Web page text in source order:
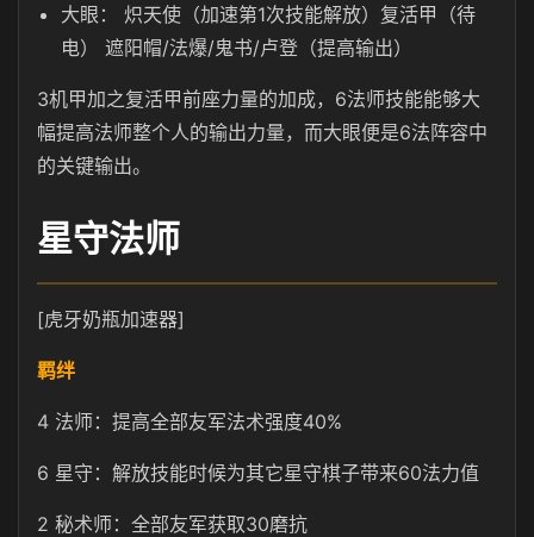
大眼： 炽天使（加速第1次技能解放）复活甲（待
电） 遮阳帽/法爆/鬼书/卢登（提高输出）
3机甲加之复活甲前座力量的加成，6法师技能能够大
幅提高法师整个人的输出力量，而大眼便是6法阵容中
的关键输出。
星守法师
[虎牙奶瓶加速器]
羁绊
4 法师：提高全部友军法术强度40%
6 星守：解放技能时候为其它星守棋子带来60法力值
2 秘术师：全部友军获取30磨抗